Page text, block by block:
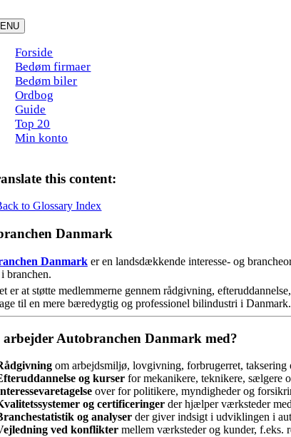
to
content
Forside
Bedøm firmaer
Bedøm biler
Ordbog
Guide
Top 20
Min konto
this content:
to Glossary Index
Danmark
Danmarker en landsdækkende interesse- og
branchen.
er at støtte medlemmerne gennem rådgivning,
til en mere bæredygtig og professionel bilindustri i Danmark.
Autobranchen Danmark med?
om arbejdsmiljø, lovgivning, forbrugerret, taksering
og kurserfor mekanikere, teknikere, sælgere
over for politikere, myndigheder og
og certificeringerder hjælper værksteder
og analyserder giver indsigt i udviklingen i
ved konfliktermellem værksteder og kunder, f.eks.